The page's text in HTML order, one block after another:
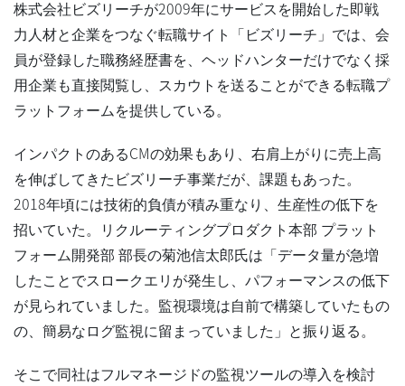
株式会社ビズリーチが2009年にサービスを開始した即戦
力人材と企業をつなぐ転職サイト「ビズリーチ」では、会
員が登録した職務経歴書を、ヘッドハンターだけでなく採
用企業も直接閲覧し、スカウトを送ることができる転職プ
ラットフォームを提供している。
インパクトのあるCMの効果もあり、右肩上がりに売上高
を伸ばしてきたビズリーチ事業だが、課題もあった。
2018年頃には技術的負債が積み重なり、生産性の低下を
招いていた。リクルーティングプロダクト本部 プラット
フォーム開発部 部長の菊池信太郎氏は「データ量が急増
したことでスロークエリが発生し、パフォーマンスの低下
が見られていました。監視環境は自前で構築していたもの
の、簡易なログ監視に留まっていました」と振り返る。
そこで同社はフルマネージドの監視ツールの導入を検討